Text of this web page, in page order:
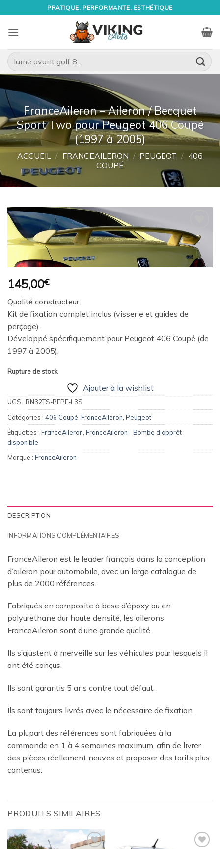
au
contenu
PRATIQUE, PERFORMANTE, ESTHÉTIQUE
Recherche
pour :
FranceAileron – Aileron / Becquet
Sport Two pour Peugeot 406 Coupé
(1997 à 2005)
ACCUEIL / FRANCEAILERON / PEUGEOT / 406
COUPÉ
Ajouter
à la
wishlist
145,00€
Qualité constructeur.
Kit de fixation complet inclus (visserie et guides de
perçage).
Développé spécifiquement pour Peugeot 406 Coupé (de
1997 à 2005).
Rupture de stock
Ajouter à la wishlist
UGS : BN32TS-PEPE-L3S
Catégories : 406 Coupé FranceAileron Peugeot
Étiquettes : FranceAileron FranceAileron - Bombe d'apprêt
disponible
Marque : FranceAileron
DESCRIPTION
INFORMATIONS COMPLÉMENTAIRES
FranceAileron est le leader français dans la conception
d’aileron pour automobile, avec un large catalogue de
plus de 2000 références.
Fabriqués en composite à base d’époxy ou en
polyurethane dur haute densité, les ailerons
FranceAileron sont d’une grande qualité.
Ils s’ajustent à merveille sur les véhicules pour lesquels il
ont été conçus.
Ils sont garantis 5 ans contre tout défaut.
Ils sont toujours livrés avec le nécessaire de fixation.
La plupart des références sont fabriquées à la
commande en 1 à 4 semaines maximum, afin de livrer
des pièces réellement neuves et proposer des tarifs plus
contenus.
PRODUITS SIMILAIRES